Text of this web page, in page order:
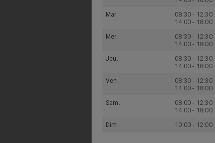
Mar.
08:30 - 12:30
14:00 - 18:00
Mer.
08:30 - 12:30
14:00 - 18:00
Jeu.
08:30 - 12:30
14:00 - 18:00
Ven.
08:30 - 12:30
14:00 - 18:00
Sam.
08:00 - 12:30
14:00 - 18:00
Dim. 10:00 - 12:00